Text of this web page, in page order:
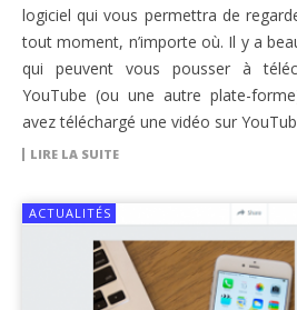
logiciel qui vous permettra de
tout moment, n’importe où. Il y a
qui peuvent vous pousser à
YouTube (ou une autre plate-
avez téléchargé une vidéo sur
LIRE LA SUITE
ACTUALITÉS